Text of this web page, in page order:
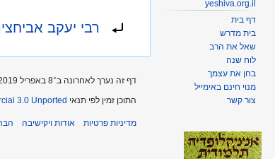
רבי יעקב
yeshiva.org.il
דף בית
בית מדרש
שאל את הרב
לוח שנה
בחן את עצמך
מנוי חינם באימייל
צור קשר
דף זה נערך לאחרונה ב־8 באפריל 2019, בשעה 20:16.
התוכן זמין לפי תנאי 3.0 Unported
מדיניות פרטיות אודות ויקישיבה